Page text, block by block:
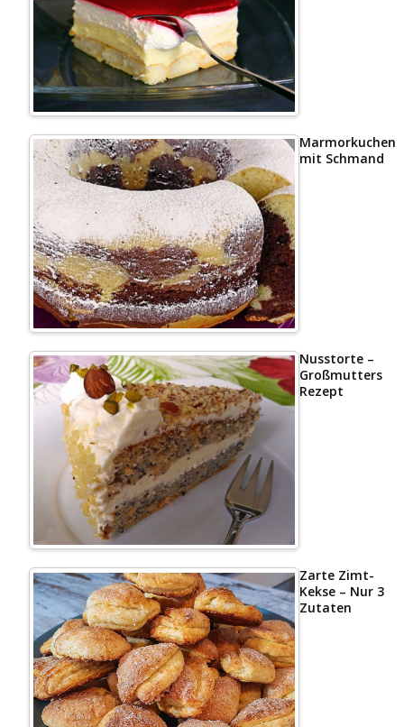
Marmorkuchen
mit Schmand
Nusstorte –
Großmutters
Rezept
Zarte Zimt-
Kekse – Nur 3
Zutaten